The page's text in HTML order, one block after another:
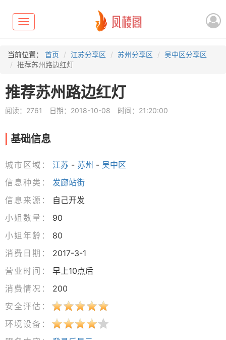
Toggle
navigation
当前位置： 首页 江苏分享区 苏州分享区
吴中区分享区
推荐苏州路边红灯
推荐苏州路边红灯
阅读：2761 日期：2018-10-08 时间：21:20:00
基础信息
城市区域： 江苏 - 苏州 - 吴中区
信息种类：
发廊站街
信息来源：
自己开发
小姐数量：
90
小姐年龄：
80
消费日期：
2017-3-1
营业时间：
早上10点后
消费情况：
200
安全评估：
环境设备：